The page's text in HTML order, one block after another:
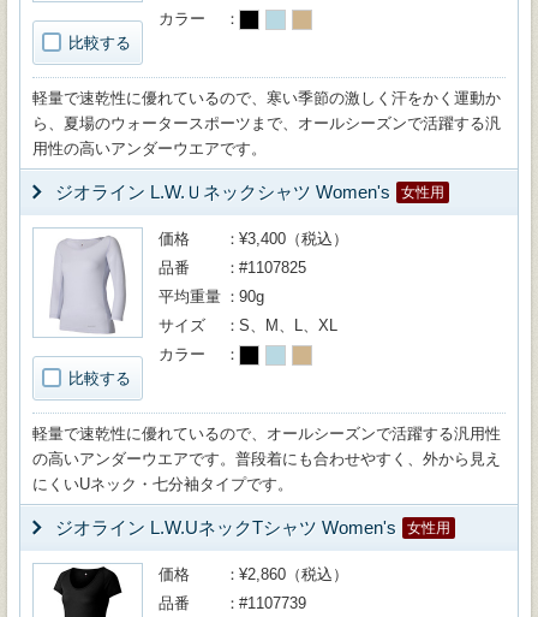
比較する
カラー
軽量で速乾性に優れているので、寒い季節の激しく汗をかく運動か
ら、夏場のウォータースポーツまで、オールシーズンで活躍する汎
用性の高いアンダーウエアです。
ジオライン L.W.Ｕネックシャツ Women's 女性用
比較する
価格
¥3,400（税込）
品番
#1107825
平均重量
90g
サイズ
S、M、L、XL
カラー
軽量で速乾性に優れているので、オールシーズンで活躍する汎用性
の高いアンダーウエアです。普段着にも合わせやすく、外から見え
にくいUネック・七分袖タイプです。
ジオライン L.W.UネックTシャツ Women's 女性用
価格
¥2,860（税込）
品番
#1107739